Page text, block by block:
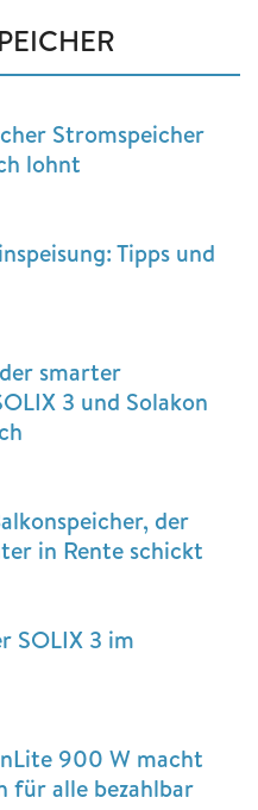
Stromspeicher
lohnt
Tipps und
smarter
3 und Solakon
der
in Rente schickt
SOLIX 3 im
900 W macht
für alle bezahlbar